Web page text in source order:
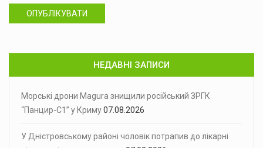
ОПУБЛІКУВАТИ
НЕДАВНІ ЗАПИСИ
Морські дрони Magura знищили російський ЗРГК
“Панцир-С1” у Криму07.08.2026
У Дністровському районі чоловік потрапив до лікарні